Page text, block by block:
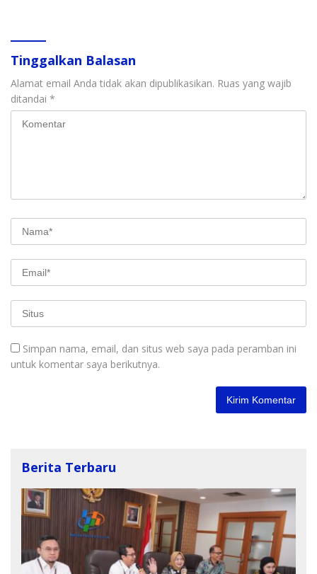
Tinggalkan Balasan
Alamat email Anda tidak akan dipublikasikan. Ruas yang wajib
ditandai *
Simpan nama, email, dan situs web saya pada peramban ini
untuk komentar saya berikutnya.
Berita Terbaru